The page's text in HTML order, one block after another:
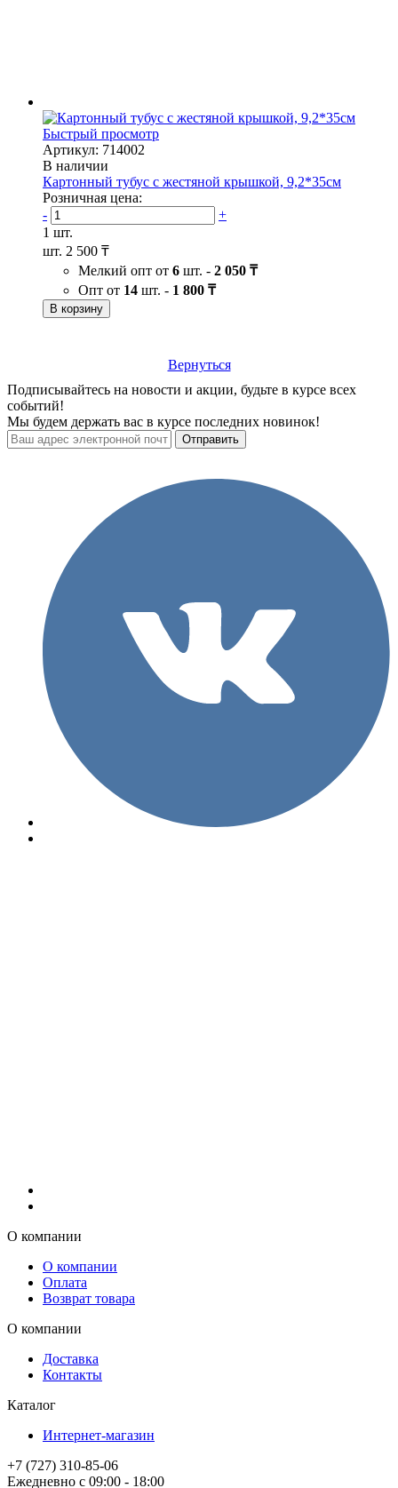
Быстрый просмотр
Артикул: 714002
В наличии
Картонный тубус с жестяной крышкой, 9,2*35см
Розничная цена:
-
+
1 шт.
шт. 2 500 ₸
Мелкий опт от 6 шт. - 2 050 ₸
Опт от 14 шт. - 1 800 ₸
В корзину
Вернуться
Подписывайтесь на новости и акции, будьте в курсе всех
событий!
Мы будем держать вас в курсе последних новинок!
О компании
О компании
Оплата
Возврат товара
О компании
Доставка
Контакты
Каталог
Интернет-магазин
+7 (727) 310-85-06
Ежедневно с 09:00 - 18:00